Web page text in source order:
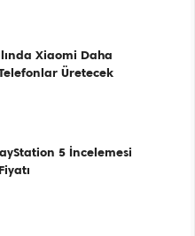
Xiaomi Daha
Üretecek
5 İncelemesi